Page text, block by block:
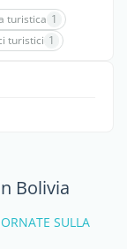
turistica 1
turistici 1
Bolivia
SULLA